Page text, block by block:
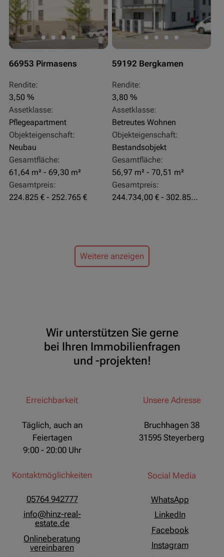
66953 Pirmasens
Rendite:
3,50 %
Assetklasse:
Pflegeapartment
Objekteigenschaft:
Neubau
Gesamtfläche:
61,64 m² - 69,30 m²
Gesamtpreis:
224.825 € - 252.765 €
59192 Bergkamen
Rendite:
3,80 %
Assetklasse:
Betreutes Wohnen
Objekteigenschaft:
Bestandsobjekt
Gesamtfläche:
56,97 m² - 70,51 m²
Gesamtpreis:
244.734,00 € - 302.855,00 €
Weitere anzeigen
Wir unterstützen Sie gerne
bei Ihren Immobilienfragen
und -projekten!
Erreichbarkeit
Täglich, auch an
Feiertagen
9:00 - 20:00 Uhr
Kontaktmöglichkeiten
05764 942777
info@hinz-real-
estate.de
Onlineberatung
vereinbaren
Unsere Adresse
Bruchhagen 38
31595 Steyerberg
Social Media
WhatsApp
LinkedIn
Facebook
Instagram